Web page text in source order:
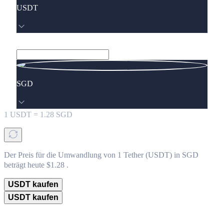
USDT
SGD
1 USDT = 1.28 SGD
Der Preis für die Umwandlung von 1 Tether (USDT) in SGD
beträgt heute $1.28 .
USDT kaufen
USDT kaufen